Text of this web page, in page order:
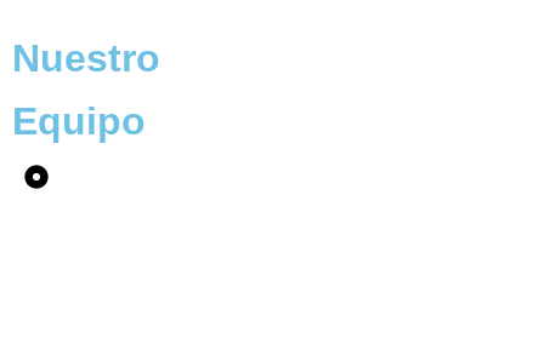
Nuestro
Equipo